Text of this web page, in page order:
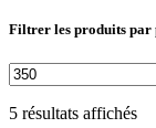
Filtrer les produits
Prix
min
5 résultats affichés